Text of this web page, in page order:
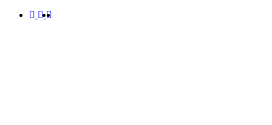
facebook
linkedin
instagram